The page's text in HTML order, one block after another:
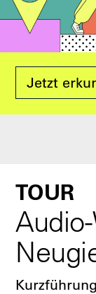
Design © Eps51
Jetzt
TOUR
Kurzführung